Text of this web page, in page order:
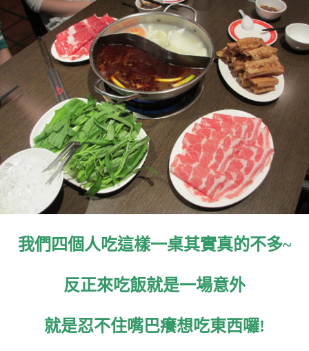
我們四個人吃這樣一桌其實真的不多~
反正來吃飯就是一場意外
就是忍不住嘴巴癢想吃東西囉!